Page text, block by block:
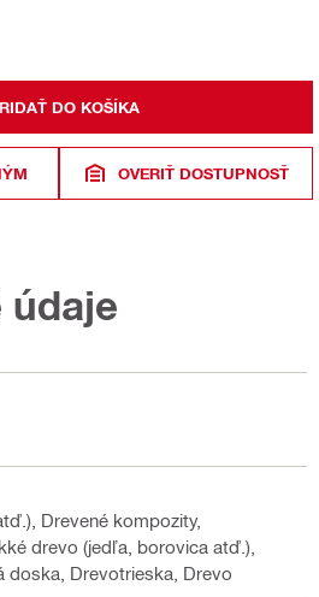
DO KOŠÍKA
OVERIŤ DOSTUPNOSŤ
údaje
Drevené kompozity,
drevo (jedľa, borovica atď.),
doska, Drevotrieska, Drevo